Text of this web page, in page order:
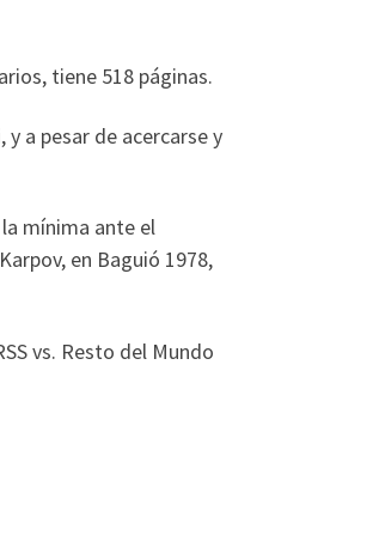
tiene 518 páginas.
a pesar de acercarse y
mínima ante el
en Baguió 1978,
vs. Resto del Mundo